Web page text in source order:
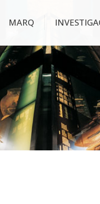
MARQ